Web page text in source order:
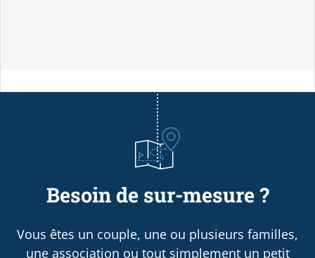
Besoin de sur-mesure ?
Vous êtes un couple, une ou plusieurs familles,
une association ou tout simplement un petit